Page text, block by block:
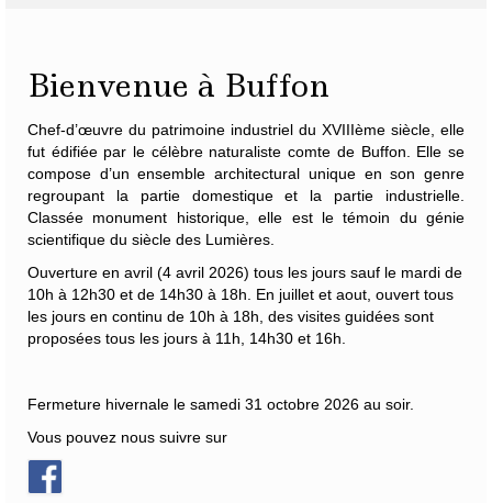
Bienvenue à Buffon
Chef-d’œuvre du patrimoine industriel du XVIIIème siècle, elle
fut édifiée par le célèbre naturalistecomte de Buffon . Elle se
compose d’un ensemble architectural unique en son genre
regroupant la partie domestique et la partie industrielle.
Classée monument historique, elle est le témoin du génie
scientifique du siècle des Lumières.
Ouverture en avril (4 avril 2026) tous les jours sauf le mardi de
10h à 12h30 et de 14h30 à 18h. En juillet et aout, ouvert tous
les jours en continu de 10h à 18h, des visites guidées sont
proposées tous les jours à 11h, 14h30 et 16h.
Fermeture hivernale le samedi 31 octobre 2026 au soir.
Vous pouvez nous suivre sur